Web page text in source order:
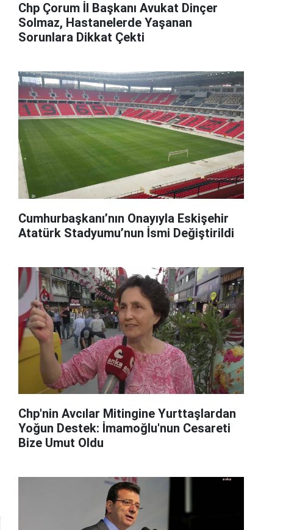
Chp Çorum İl Başkanı Avukat Dinçer
Solmaz, Hastanelerde Yaşanan
Sorunlara Dikkat Çekti
Cumhurbaşkanı’nın Onayıyla Eskişehir
Atatürk Stadyumu’nun İsmi Değiştirildi
Chp'nin Avcılar Mitingine Yurttaşlardan
Yoğun Destek: İmamoğlu'nun Cesareti
Bize Umut Oldu